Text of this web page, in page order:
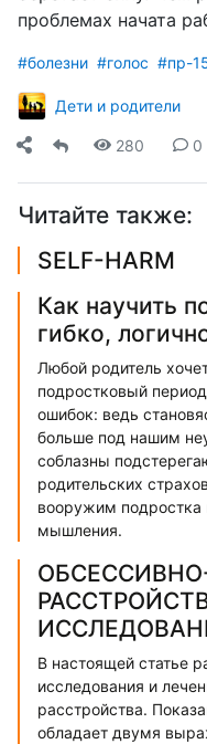
проблемах начата
#болезни #голос #пр-
Дети и родители
280 0
Читайте также:
SELF-HARM
Как научить
гибко,
Любой родитель
подростковый
ошибок: ведь
больше под нашим
соблазны
родительских
вооружим подростка
мышления.
В настоящей статье
исследования и
расстройства.
обладает двумя